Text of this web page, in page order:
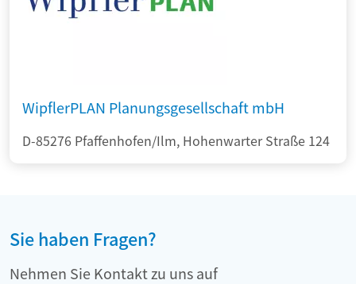
WipflerPLAN Planungsgesellschaft mbH
D-85276 Pfaffenhofen/Ilm, Hohenwarter Straße 124
Sie haben Fragen?
Nehmen Sie Kontakt zu uns auf